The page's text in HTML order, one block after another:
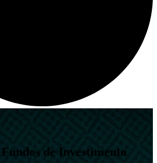
de Investimento